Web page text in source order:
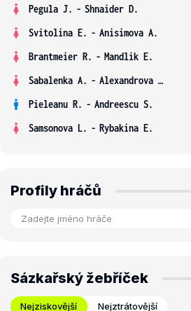
Pegula J. - Shnaider D.
Svitolina E. - Anisimova A.
Brantmeier R. - Mandlik E.
Sabalenka A. - Alexandrova E.
Pieleanu R. - Andreescu S.
Samsonova L. - Rybakina E.
Profily hráčů
Sázkařský žebříček
Nejziskovější Nejztrátovější